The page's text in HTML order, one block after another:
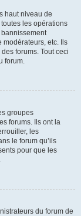
haut niveau de
les opérations
modérateurs, etc. Ils
forums. Tout ceci
forum.
groupes
forums. Ils ont la
les
le forum qu’ils
pour que les
du forum de